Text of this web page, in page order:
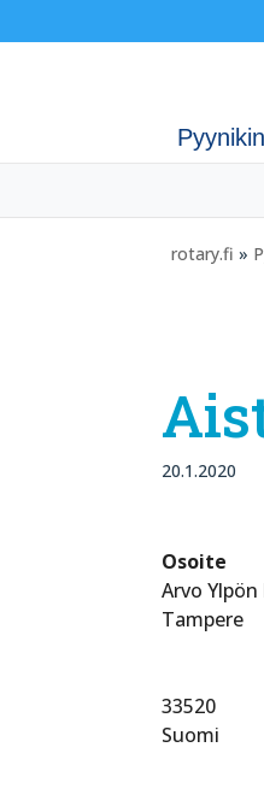
rotary.fi »
20.1.2020
Osoite
Arvo
Tampere
33520
Suomi